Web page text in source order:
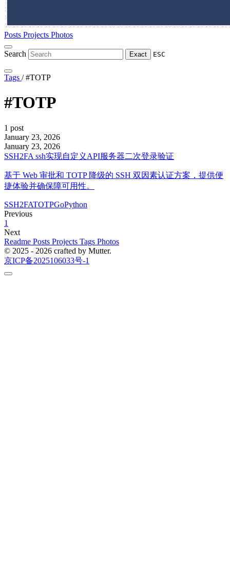
Posts Projects Photos
Search Exact ESC
Tags / #TOTP
#TOTP
1 post
January 23, 2026
January 23, 2026
SSH2FA ssh实现自定义API服务器二次登录验证
基于 Web 审批和 TOTP 降级的 SSH 双因素认证方案，提供便
捷体验并确保障可用性。
SSH2FATOTPGoPython
Previous
1
Next
Readme Posts Projects Tags Photos
© 2025 - 2026 crafted by Mutter.
京ICP备2025106033号-1